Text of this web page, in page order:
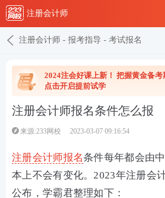
注册会计师
注册会计师 - 报考指导 - 考试报名
2024注会好课上新！ 把握黄金备考
点击开启提前试学
注册会计师报名条件怎么报
来源:233网校 2023-03-07 09:16:54
注册会计师报名条件每年都会由
本上不会有变化。2023年注册会
公布，学霸君整理如下：